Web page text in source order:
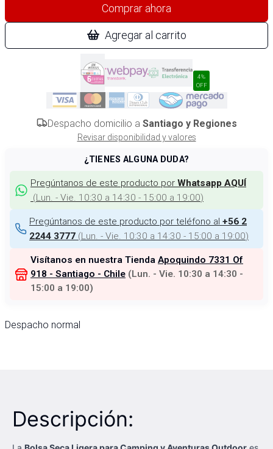
Comprar ahora
Agregar al carrito
4%
OFF
Despacho domicilio a Santiago y Regiones
Revisar disponibilidad y valores
¿TIENES ALGUNA DUDA?
Pregúntanos de este producto por Whatsapp AQUÍ
(Lun. - Vie. 10:30 a 14:30 - 15:00 a 19:00)
Pregúntanos de este producto por teléfono al +56 2
2244 3777 (Lun. - Vie. 10:30 a 14:30 - 15:00 a 19:00)
Visítanos en nuestra Tienda Apoquindo 7331 Of
918 - Santiago - Chile (Lun. - Vie. 10:30 a 14:30 -
15:00 a 19:00)
Despacho normal
Descripción: